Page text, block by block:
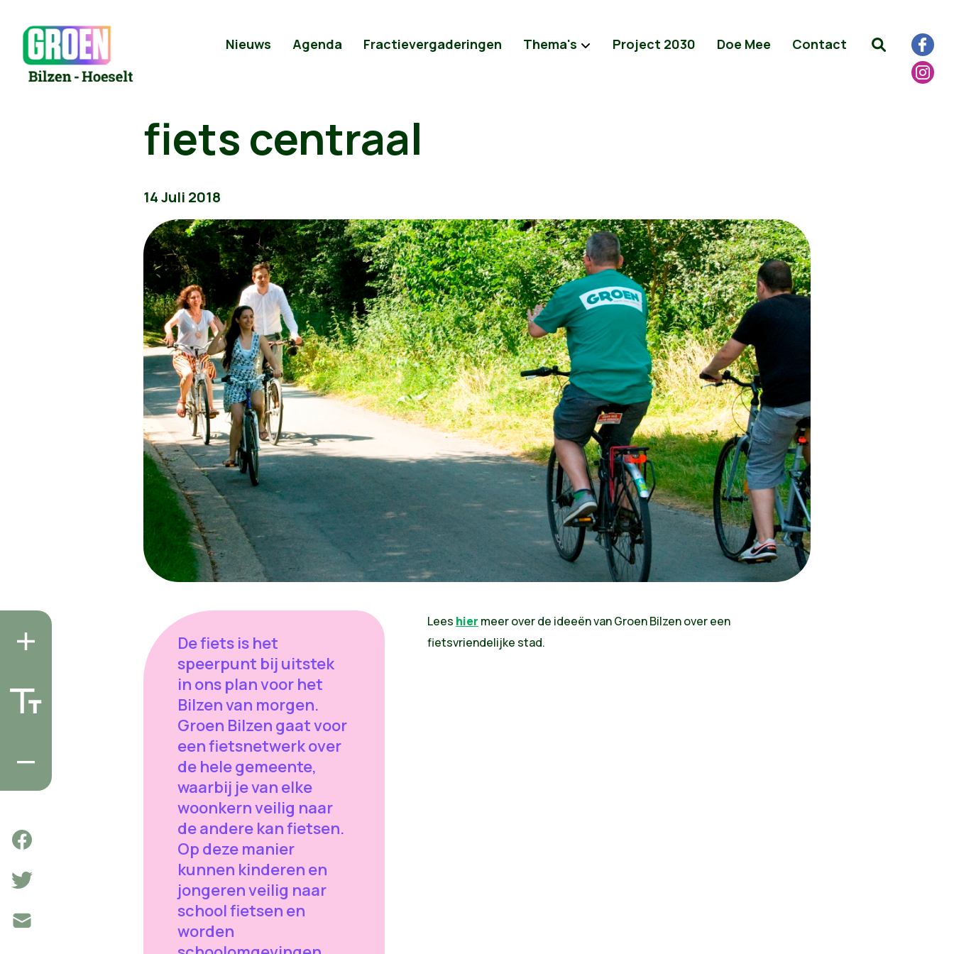
Nieuws Agenda Fractievergaderingen Thema's Project 2030 Doe Mee Contact
fiets centraal
14 Juli 2018
De fiets is het
speerpunt bij uitstek
in ons plan voor het
Bilzen van morgen.
Groen Bilzen gaat voor
een fietsnetwerk over
de hele gemeente,
waarbij je van elke
woonkern veilig naar
de andere kan fietsen.
Op deze manier
kunnen kinderen en
jongeren veilig naar
school fietsen en
worden
Lees hier meer over de ideeën van Groen Bilzen over een
fietsvriendelijke stad.